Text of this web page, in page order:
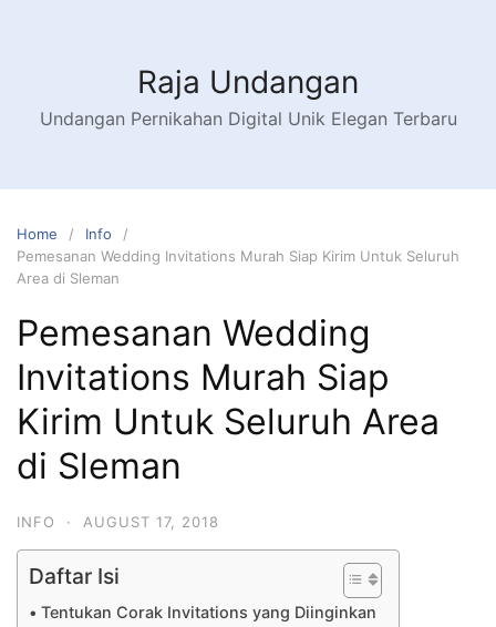
Raja Undangan
Undangan Pernikahan Digital Unik Elegan Terbaru
Home
Info
Pemesanan Wedding Invitations Murah Siap Kirim Untuk Seluruh
Area di Sleman
Pemesanan Wedding
Invitations Murah Siap
Kirim Untuk Seluruh Area
di Sleman
INFO · AUGUST 17, 2018
Daftar Isi
Tentukan Corak Invitations yang Diinginkan